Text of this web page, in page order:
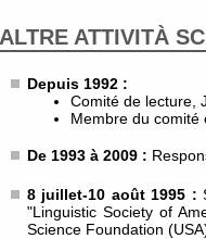
ALTRE ATTIVITÀ
Depuis 1992 :
Comité de lecture,
Membre du comité
De 1993 à 2009 :
8 juillet-10 août 1995 :
"Linguistic Society of
Science Foundation